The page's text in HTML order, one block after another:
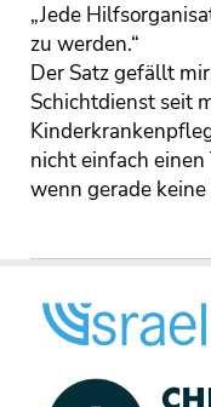
„Jede
zu werden.“
Der Satz gefällt
Schichtdienst seit
nicht einfach einen
wenn gerade